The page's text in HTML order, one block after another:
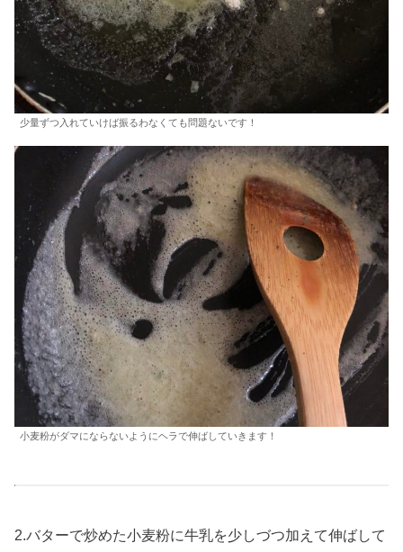
少量ずつ入れていけば振るわなくても問題ないです！
小麦粉がダマにならないようにヘラで伸ばしていきます！
2.バターで炒めた小麦粉に牛乳を少しづつ加えて伸ばして